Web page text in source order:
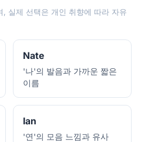
실제 선택은 개인 취향에 따라 자유
Nate
'나'의 발음과 가까운 짧은
이름
Ian
'연'의 모음 느낌과 유사